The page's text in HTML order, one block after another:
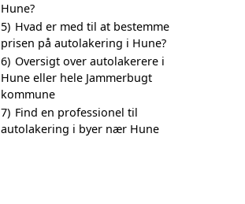
Hune?
5) Hvad er med til at bestemme
prisen på autolakering i Hune?
6) Oversigt over autolakerere i
Hune eller hele Jammerbugt
kommune
7) Find en professionel til
autolakering i byer nær Hune